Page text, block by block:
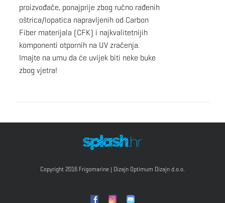
proizvođače, ponajprije zbog ručno rađenih
oštrica/lopatica napravljenih od Carbon
Fiber materijala (CFK) i najkvalitetnijih
komponenti otpornih na UV zračenja.
Imajte na umu da će uvijek biti neke buke
zbog vjetra!
Copyright 2016 Frigomarine | Dizajn Optimum Dizajn d.o.o.